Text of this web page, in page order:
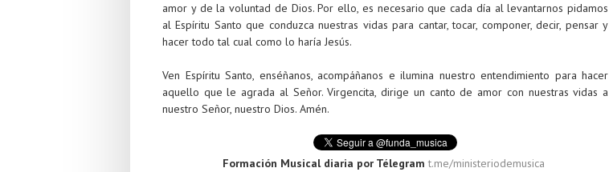
amor y de la voluntad de Dios. Por ello, es necesario que cada día al levantarnos pidamos
al Espíritu Santo que conduzca nuestras vidas para cantar, tocar, componer, decir, pensar y
hacer todo tal cual como lo haría Jesús.
Ven Espíritu Santo, enséñanos, acompáñanos e ilumina nuestro entendimiento para hacer
aquello que le agrada al Señor. Virgencita, dirige un canto de amor con nuestras vidas a
nuestro Señor, nuestro Dios. Amén.
Formación Musical diaria por Télegram t.me/ministeriodemusica